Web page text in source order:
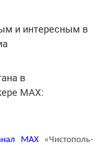
и интересным в
в
MАХ:
MAX«Чистополь-